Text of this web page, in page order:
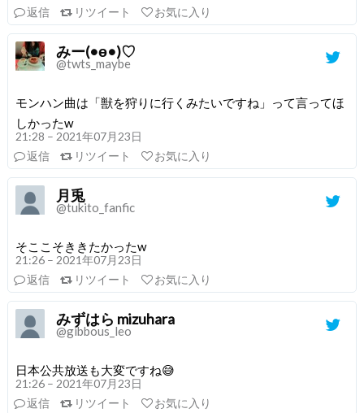
返信
リツイート お気に入り
みー(•ө•)♡
@twts_maybe
モンハン曲は「獣を狩りに行くみたいですね」って言ってほ
しかったw
21:28 – 2021年07月23日
返信
リツイート お気に入り
月兎
@tukito_fanfic
そここそききたかったw
21:26 – 2021年07月23日
返信
リツイート お気に入り
みずはら mizuhara
@gibbous_leo
日本公共放送も大変ですね😅
21:26 – 2021年07月23日
返信
リツイート お気に入り